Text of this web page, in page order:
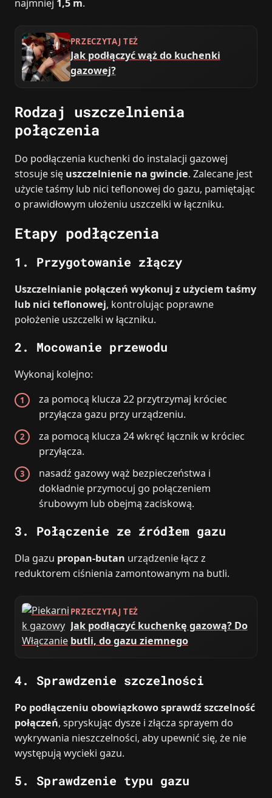
najmniej 1,5 m.
PRZECZYTAJ TEŻ
Jak podłączyć wąż do kuchenki
gazowej?
Rodzaj uszczelnienia
połączenia
Do podłączenia kuchenki do instalacji gazowej
stosuje się uszczelnienie na gwincie. Zalecane jest
użycie taśmy lub nici teflonowej do gazu, pamiętając
o prawidłowym ułożeniu uszczelki w łączniku.
Etapy podłączenia
1. Przygotowanie złączy
Uszczelnianie połączeń wykonuj z użyciem taśmy
lub nici teflonowej, kontrolując poprawne
położenie uszczelki w łączniku.
2. Mocowanie przewodu
Wykonaj kolejno:
za pomocą klucza 22 przytrzymaj króciec
przyłącza gazu przy urządzeniu.
za pomocą klucza 24 wkręć łącznik w króciec
przyłącza.
nasadź gazowy wąż bezpieczeństwa i
dokładnie przymocuj go połączeniem
śrubowym lub obejmą zaciskową.
3. Połączenie ze źródłem gazu
Dla gazu propan-butan urządzenie łącz z
reduktorem ciśnienia zamontowanym na butli.
PRZECZYTAJ TEŻ
Jak podłączyć kuchenkę gazową? Do
butli, do gazu ziemnego
4. Sprawdzenie szczelności
Po podłączeniu obowiązkowo sprawdź szczelność
połączeń, spryskując dysze i złącza sprayem do
wykrywania nieszczelności, aby upewnić się, że nie
występują wycieki gazu.
5. Sprawdzenie typu gazu